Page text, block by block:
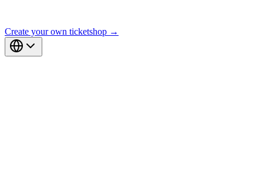
Create your own ticketshop →